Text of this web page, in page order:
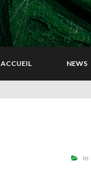
ACCUEIL NEWS
In